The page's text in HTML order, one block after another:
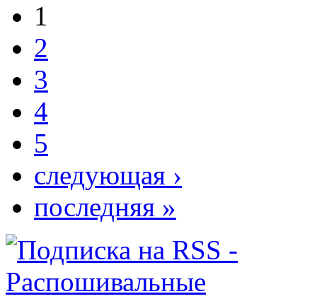
1
2
3
4
5
следующая ›
последняя »